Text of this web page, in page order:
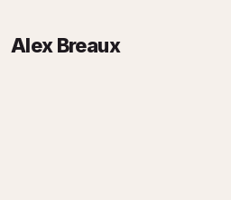
Alex Breaux